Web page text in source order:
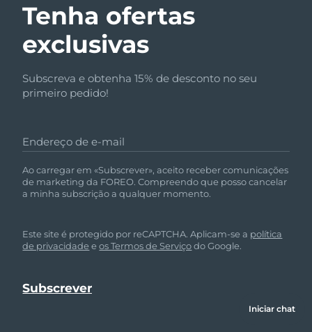
Tenha ofertas
exclusivas
Subscreva e obtenha 15% de desconto no seu
primeiro pedido!
Endereço de e-mail
Ao carregar em «Subscrever», aceito receber comunicações
de marketing da FOREO. Compreendo que posso cancelar
a minha subscrição a qualquer momento.
Este site é protegido por reCAPTCHA. Aplicam-se a política
de privacidade eos Termos de Serviçodo Google.
Iniciar chat